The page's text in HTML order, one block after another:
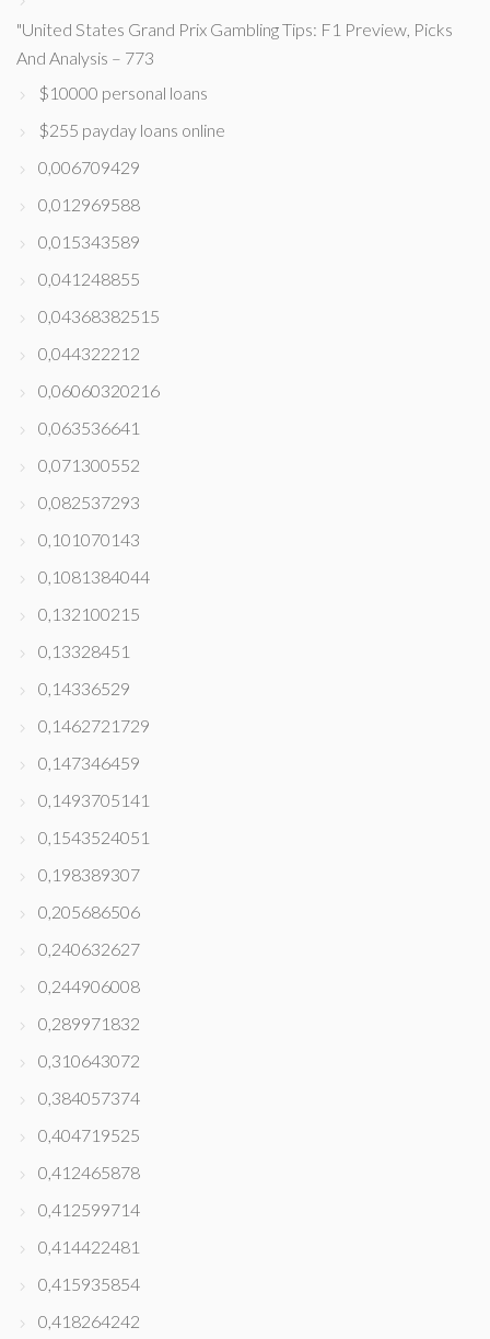
"United States Grand Prix Gambling Tips: F1 Preview, Picks
And Analysis – 773
$10000 personal loans
$255 payday loans online
0,006709429
0,012969588
0,015343589
0,041248855
0,04368382515
0,044322212
0,06060320216
0,063536641
0,071300552
0,082537293
0,101070143
0,1081384044
0,132100215
0,13328451
0,14336529
0,1462721729
0,147346459
0,1493705141
0,1543524051
0,198389307
0,205686506
0,240632627
0,244906008
0,289971832
0,310643072
0,384057374
0,404719525
0,412465878
0,412599714
0,414422481
0,415935854
0,418264242